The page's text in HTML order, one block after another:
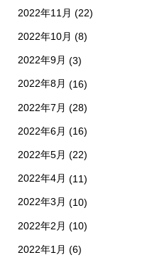
2022年11月 (22)
2022年10月 (8)
2022年9月 (3)
2022年8月 (16)
2022年7月 (28)
2022年6月 (16)
2022年5月 (22)
2022年4月 (11)
2022年3月 (10)
2022年2月 (10)
2022年1月 (6)